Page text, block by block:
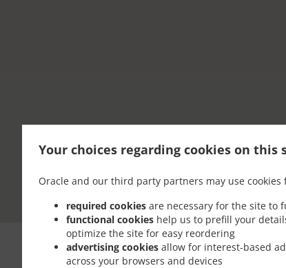
Your choices regarding cookies on this
Oracle and our third party partners may use
required cookies are necessary for the site to
functional cookies help us to prefill your
optimize the site for easy reordering
advertising cookies allow for interest-based
across your browsers and devices